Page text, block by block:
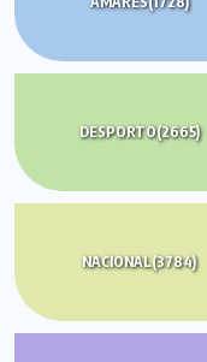
DESPORTO(2665)
NACIONAL(3784)